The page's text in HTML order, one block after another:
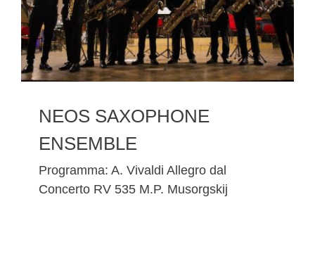
NEOS SAXOPHONE
ENSEMBLE
Programma: A. Vivaldi Allegro dal
Concerto RV 535 M.P. Musorgskij